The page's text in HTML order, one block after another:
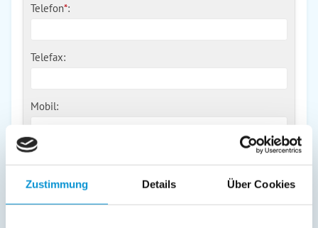
Zustimmung Details Über Cookies
Telefon*:
Telefax:
Mobil:
E-Mail: